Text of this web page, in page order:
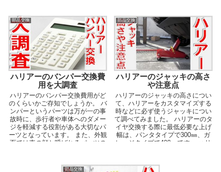
部品交換
ハリアーのバンパー交換費
用を大調査
ハリアーのバンパー交換費用がど
のくらいかご存知でしょうか。 バ
ンパーというパーツは万が一の事
故時に、歩行者や車体へのダメー
ジを軽減する役割がある大切なパ
ーツとなっています。 また、外観
面では車の顔と呼ばれるパーツの
部品交換
ハリアーのジャッキの高さ
や注意点
ハリアーのジャッキの高さについ
て、ハリアーをカスタマイズする
時などに必ず使うジャッキについ
て調べてみました。 ハリアーのタ
イヤ交換する際に最低必要な上げ
幅は、パンタタイプで300㎜、ガ
レージタイプで400㎜です。 ハリ
部品交換